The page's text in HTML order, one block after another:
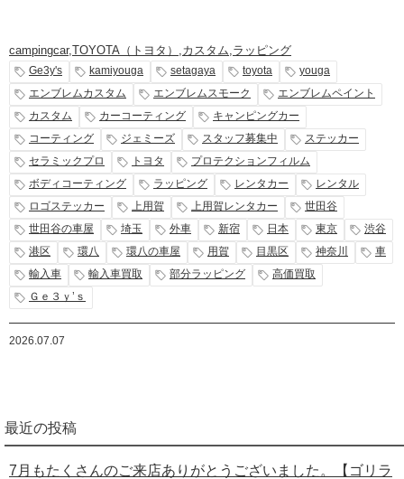
campingcar, TOYOTA（トヨタ） カスタム ラッピング
Ge3y's kamiyouga setagaya toyota
youga
エンブレムカスタム
エンブレムスモーク
エンブレムペイント
カスタム
カーコーティング
キャンピングカー
コーティング
ジェミーズ スタッフ募集中
ステッカー
セラミックプロ
トヨタ
プロテクションフィルム
ボディコーティング
ラッピング レンタカー
レンタル
ロゴステッカー
上用賀 上用賀レンタカー
世田谷
世田谷の車屋
埼玉 外車 新宿 日本 東京
渋谷
港区
環八 環八の車屋 用賀 目黒区 神奈川
車
輸入車
輸入車買取 部分ラッピング
高価買取
Ｇｅ３ｙ’ｓ
2026.07.07
最近の投稿
7月もたくさんのご来店ありがとうございました。【ゴリラ